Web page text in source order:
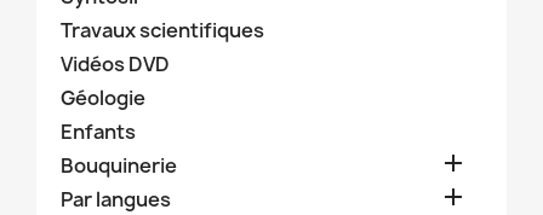
Travaux scientifiques
Vidéos DVD
Géologie
Enfants
Bouquinerie

Par langues 